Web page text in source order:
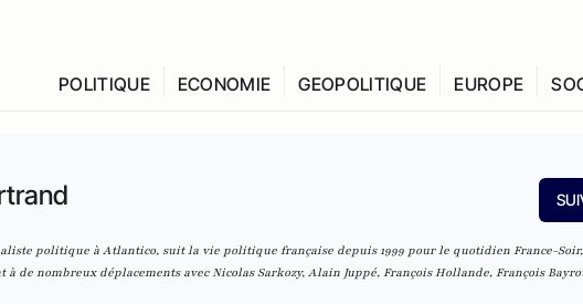
POLITIQUE ECONOMIE GEOPOLITIQUE EUROPE
politique à Atlantico, suit la vie politique française depuis 1999 pour le quotidienFrance-Soir
de nombreux déplacements avec Nicolas Sarkozy, Alain Juppé, François Hollande, François